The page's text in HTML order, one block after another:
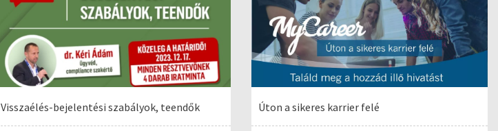
Visszaélés-bejelentési szabályok, teendők Úton a sikeres karrier felé